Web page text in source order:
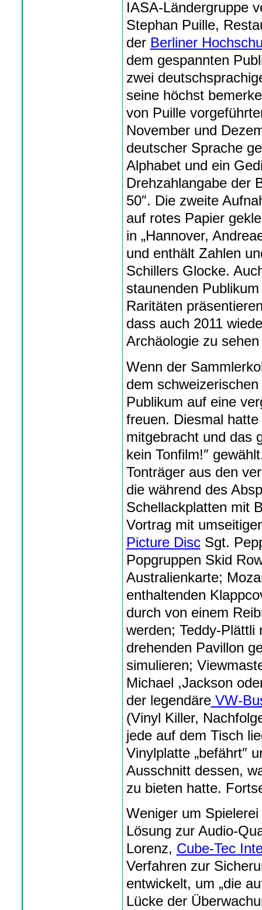
IASA-Ländergruppe
Stephan Puille,
der Berliner
dem gespannten
zwei
seine höchst
von Puille
November und
deutscher Sprache
Alphabet und ein
Drehzahlangabe der
50″. Die zweite
auf rotes Papier
in „Hannover,
und enthält Zahlen
Schillers Glocke.
staunenden
Raritäten
dass auch 2011
Archäologie zu
Wenn der
dem
Publikum auf eine
freuen. Diesmal
mitgebracht und das
kein Tonfilm!″
Tonträger aus den
die während des
Schellackplatten mit
Vortrag mit
Picture DiscSgt.
Popgruppen Skid
Australienkarte;
enthaltenden
durch von einem
werden; Teddy-Plättli
drehenden Pavillon
simulieren;
Michael ,Jackson
der legendäreVW-
(Vinyl Killer,
jede auf dem Tisch
Vinylplatte „befährt″
Ausschnitt dessen,
zu bieten hatte.
Weniger um
Lösung zur Audio-
Lorenz, Cube-Tec
Verfahren zur
entwickelt, um „die
Lücke der